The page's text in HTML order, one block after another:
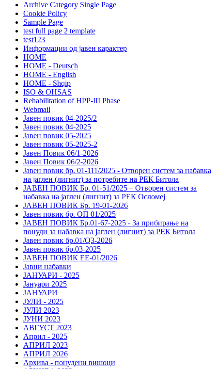
Archive Category Single Page
Cookie Policy
Sample Page
test full page 2 template
test123
Информации од јавен карактер
HOME
HOME - Deutsch
HOME - English
HOME - Shqip
ISO & OHSAS
Rehabilitation of HPP-III Phase
Webmail
Јавен повик 04-2025/2
Јавен повик 04-2025
Јавен повик 05-2025
Јавен повик 05-2025-2
Јавен Повик 06/1-2026
Јавен Повик 06/2-2026
Јавен повик бр. 01-111/2025 - Отворен систем за набавка
на јаглен (лигнит) за потребите на РЕК Битола
ЈАВЕН ПОВИК Бр. 01-51/2025 – Отворен систем за
набавка на јаглен (лигнит) за РЕК Осломеј
ЈАВЕН ПОВИК Бр. 19-01-2026
Јавен повик бр. ОП 01/2025
ЈАВЕН ПОВИК Бр.01-67-2025 - За прибирање на
понуди за набавка на јаглен (лигнит) за РЕК Битола
Јавен повик бр.01/Q3-2026
Јавен повик бр.03-2025
ЈАВЕН ПОВИК ЕЕ-01/2026
Јавни набавки
ЈАНУАРИ - 2025
Јануари 2025
ЈАНУАРИ
ЈУЛИ - 2025
ЈУЛИ 2023
ЈУНИ 2023
АВГУСТ 2023
Април - 2025
АПРИЛ 2023
АПРИЛ 2026
Архива - понудени вишоци